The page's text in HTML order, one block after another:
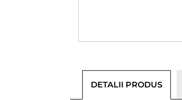
DETALII PRODUS